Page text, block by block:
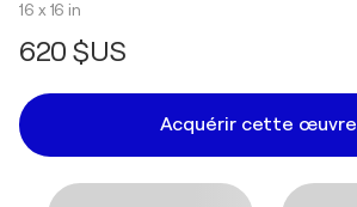
16 x 16 in
620 $US
Acquérir cette œuvre